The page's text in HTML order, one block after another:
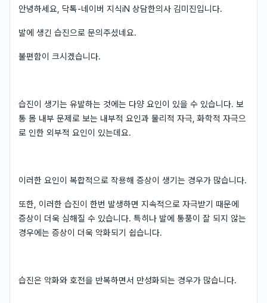
안녕하세요, 닥톡-네이버 지식iN 상담한의사 김미진입니다.
발에 생긴 습진으로 문의주셨네요.
불편함이 크시겠습니다.
습진이 생기는 유발하는 것에는 다양 요인이 있을 수 있습니다. 보
통 몸 내부 문제로 보는 내부적 요인과 물리적 자극, 화학적 자극으
로 인한 외부적 요인이 있는데요.
이러한 요인이 복합적으로 작용해 증상이 생기는 경우가 많습니다.
또한, 이러한 습진이 한번 발생하면 지속적으로 자극받기 때문에
증상이 더욱 심해질 수 있습니다. 특히나 발에 통풍이 잘 되지 않는
경우에는 증상이 더욱 악화되기 쉽습니다.
습진은 악화와 호전을 반복하면서 만성화되는 경우가 많습니다.